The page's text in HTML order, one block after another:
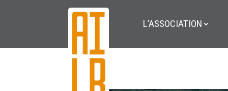
L’ASSOCIATION